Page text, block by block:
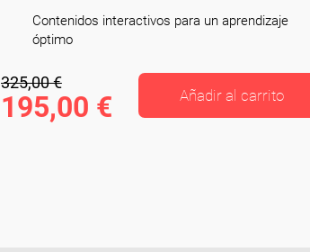
Contenidos interactivos para un aprendizaje
óptimo
325,00 €
195,00 € Añadir al carrito